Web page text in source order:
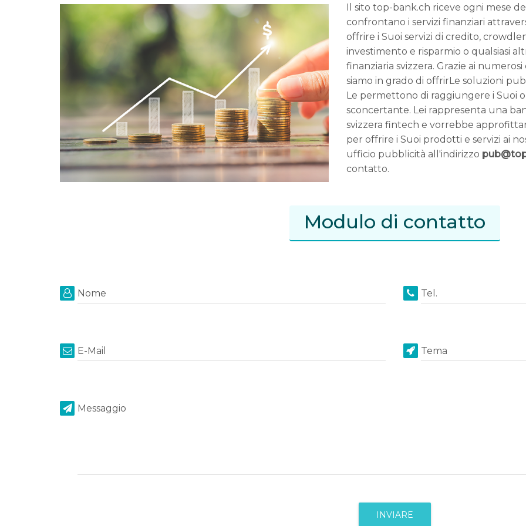
Il sito top-bank.ch riceve ogni mese
confrontano i servizi finanziari
offrire i Suoi servizi di credito,
investimento e risparmio o qualsiasi
finanziaria svizzera. Grazie ai
siamo in grado di offrirLe soluzioni
Le permettono di raggiungere i Suoi
sconcertante. Lei rappresenta una
svizzera fintech e vorrebbe
per offrire i Suoi prodotti e servizi ai
ufficio pubblicità all'indirizzo
contatto.
Modulo di contatto
Nome
E-Mail
Tel.
Tema
Messaggio
INVIARE